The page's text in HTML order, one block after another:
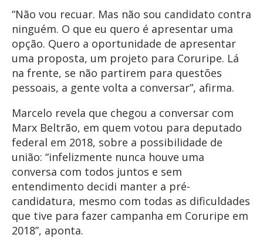
“Não vou recuar. Mas não sou candidato contra
ninguém. O que eu quero é apresentar uma
opção. Quero a oportunidade de apresentar
uma proposta, um projeto para Coruripe. Lá
na frente, se não partirem para questões
pessoais, a gente volta a conversar”, afirma.
Marcelo revela que chegou a conversar com
Marx Beltrão, em quem votou para deputado
federal em 2018, sobre a possibilidade de
união: “infelizmente nunca houve uma
conversa com todos juntos e sem
entendimento decidi manter a pré-
candidatura, mesmo com todas as dificuldades
que tive para fazer campanha em Coruripe em
2018”, aponta.